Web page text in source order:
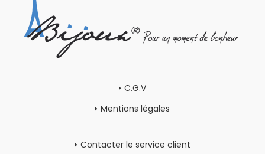
C.G.V
Mentions légales
Contacter le service client